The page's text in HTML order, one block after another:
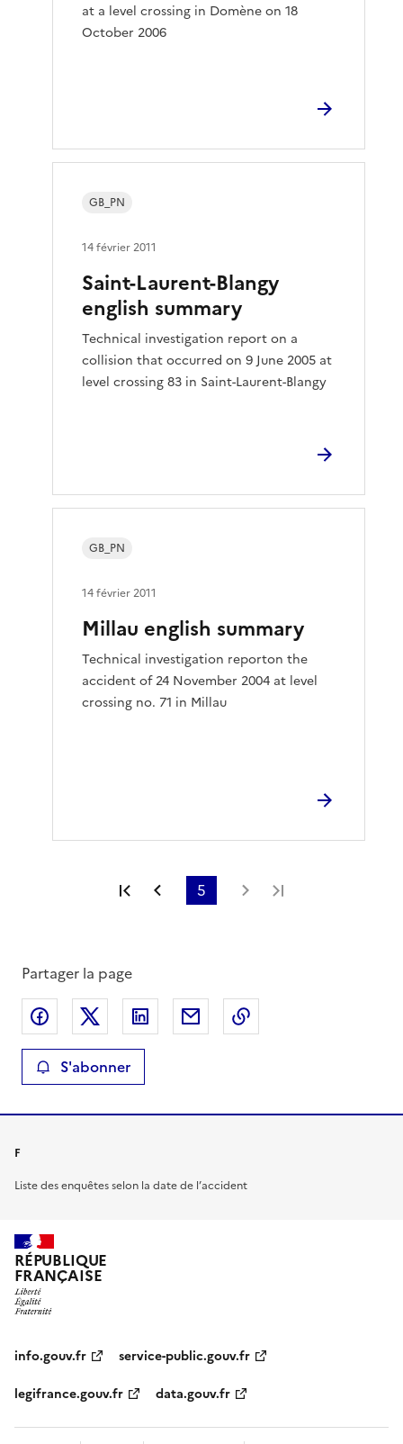
at a level crossing in Domène on 18
October 2006
Saint-Laurent-Blangy
english summary
Technical investigation report on a
collision that occurred on 9 June 2005 at
level crossing 83 in Saint-Laurent-Blangy
GB_PN
14 février 2011
Millau english summary
Technical investigation reporton the
accident of 24 November 2004 at level
crossing no. 71 in Millau
GB_PN
14 février 2011
Première page
Page précédente
5 Page suivante
Partager la page
Partager sur Facebook
Partager sur XPartager sur LinkedIn
Partager par email
S'abonner
F
Liste des enquêtes selon la date de l’accident
RÉPUBLIQUE
FRANÇAISE
info.gouv.fr
service-public.gouv.fr
legifrance.gouv.fr
data.gouv.fr